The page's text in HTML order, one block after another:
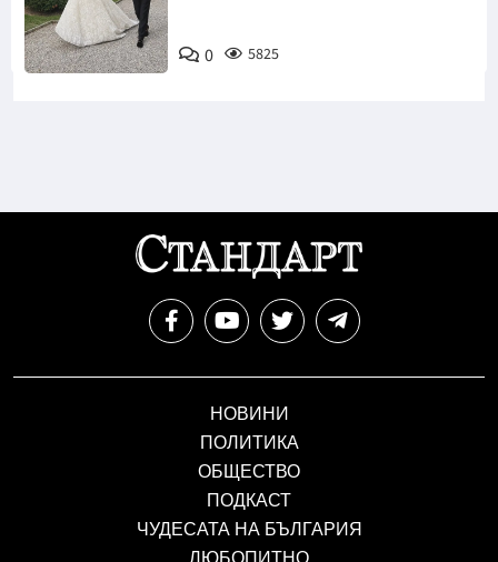
Снимка:
Инстаграм
0 5825
НОВИНИ
ПОЛИТИКА
ОБЩЕСТВО
ПОДКАСТ
ЧУДЕСАТА НА БЪЛГАРИЯ